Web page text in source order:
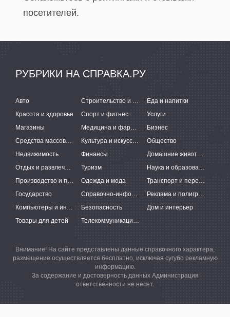
посетителей.
РУБРИКИ НА СПРАВКА.РУ
Авто Строительство и ремонт
Еда и напитки
Красота и здоровье
Спорт и фитнес
Услуги
Магазины
Медицина и фармацевтика
Бизнес
Средства массовой информации
Культура и искусство
Общество
Недвижимость
Финансы
Домашние животные
Отдых и развлечения
Туризм
Наука и образование
Производство и поставки
Одежда и мода
Транспорт и перевозки
Государство
Справочно-информационные системы
Реклама и полиграфия
Компьютеры и интернет
Безопасность
Дом и интерьер
Товары для детей
Телекоммуникации и связь
Внимание! На сайте представлены данные справочного характера,
размещение осуществляется бесплатно, исключая сугубо рекламную
информацию.
За содержание и достоверность данных Администрация
ответственности не несет.